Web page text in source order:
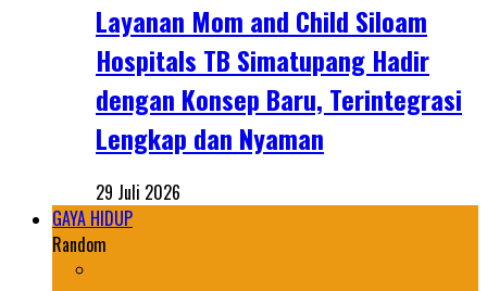
Layanan Mom and Child Siloam
Hospitals TB Simatupang Hadir
dengan Konsep Baru, Terintegrasi
Lengkap dan Nyaman
29 Juli 2026
GAYA HIDUP
Random